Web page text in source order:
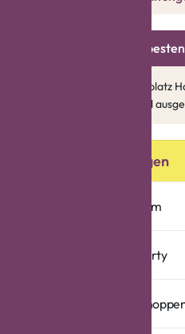
Alle Veranstaltungen
Aufstellen Kirmesbaum
Die große Schlagerparty
Musikalischer
Wo parkt man am
Die Parkplätze am Sportplatz
oder LIDL- Parkplatz sind